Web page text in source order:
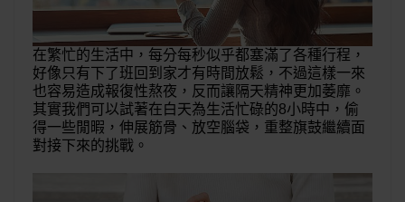
在繁忙的生活中，每分每秒似乎都塞滿了各種行程，
好像只有下了班回到家才有時間放鬆，不過這樣一來
也容易造成報復性熬夜，反而讓隔天精神更加萎靡。
其實我們可以試著在白天為生活忙碌的8小時中，偷
得一些閒暇，伸展筋骨、放空腦袋，重整旗鼓繼續面
對接下來的挑戰。